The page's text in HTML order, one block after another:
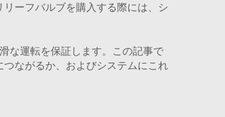
ーフバルブを購入する際には、シ
な運転を保証します。この記事で
ながるか、およびシステムにこれ